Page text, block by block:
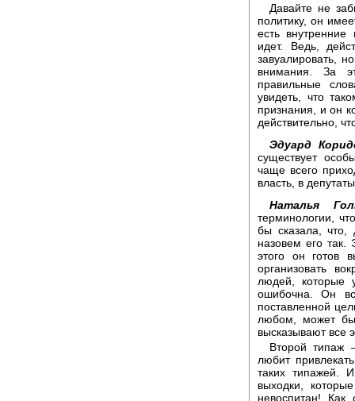
Давайте не
политику, он
есть
идет. Ведь,
завуалировать,
внимания. За
правильные
увидеть, что
признания, и он
действительно,
Эдуард
существует
чаще всего
власть, в
Наталья
терминологии,
бы сказала, что,
назовем его так.
этого он готов
организовать
людей, которые
ошибочна. Он
поставленной
любом, может
высказывают все
Второй типаж
любит
таких типажей.
выходки,
невоспитан!